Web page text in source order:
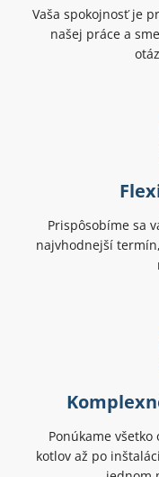
Vaša spokojnosť je
našej práce a
Prispôsobíme sa
najvhodnejší
Ponúkame
kotlov až po